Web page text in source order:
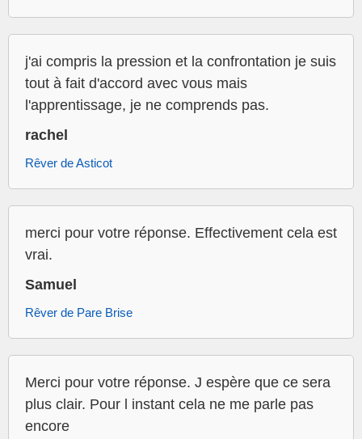
j'ai compris la pression et la confrontation je suis
tout à fait d'accord avec vous mais
l'apprentissage, je ne comprends pas.
rachel
Rêver de Asticot
merci pour votre réponse. Effectivement cela est
vrai.
Samuel
Rêver de Pare Brise
Merci pour votre réponse. J espère que ce sera
plus clair. Pour l instant cela ne me parle pas
encore